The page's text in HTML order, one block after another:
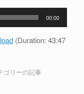
00:00
(Duration: 43:47
ゴリーの記事